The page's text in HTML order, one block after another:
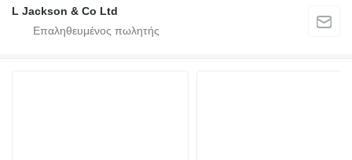
L Jackson & Co Ltd